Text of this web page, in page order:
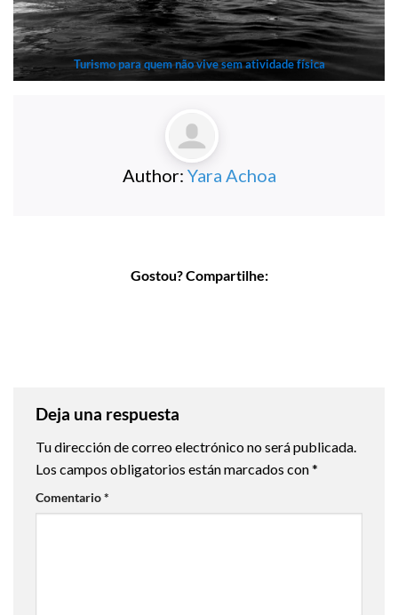
Turismo para quem não vive sem atividade física
Author: Yara Achoa
Gostou? Compartilhe:
Deja una respuesta
Tu dirección de correo electrónico no será publicada.
Los campos obligatorios están marcados con*
Comentario*